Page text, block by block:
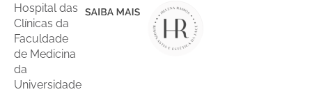
Hospital das
Clínicas da
Faculdade
de Medicina
da
Universidade